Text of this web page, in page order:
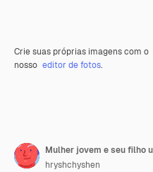
Crie suas próprias imagens com o
nosso editor de fotos.
hryshchyshen